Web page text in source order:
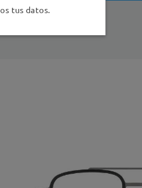
7 días laborales
tus datos.